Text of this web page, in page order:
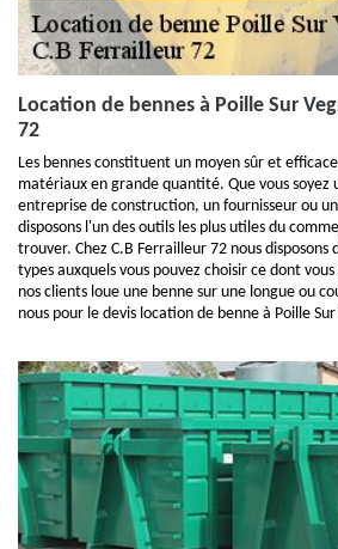
Location de bennes à Poille Sur
72
Les bennes constituent un moyen sûr et
matériaux en grande quantité. Que vous soyez
entreprise de construction, un fournisseur ou
disposons l'un des outils les plus utiles du
trouver. Chez C.B Ferrailleur 72 nous disposons
types auxquels vous pouvez choisir ce dont
nos clients loue une benne sur une longue ou
nous pour le devis location de benne à Poille